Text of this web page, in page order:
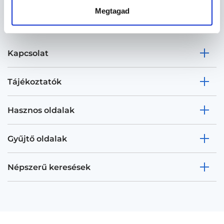
Megtagad
Kapcsolat
Tájékoztatók
Hasznos oldalak
Gyűjtő oldalak
Népszerű keresések